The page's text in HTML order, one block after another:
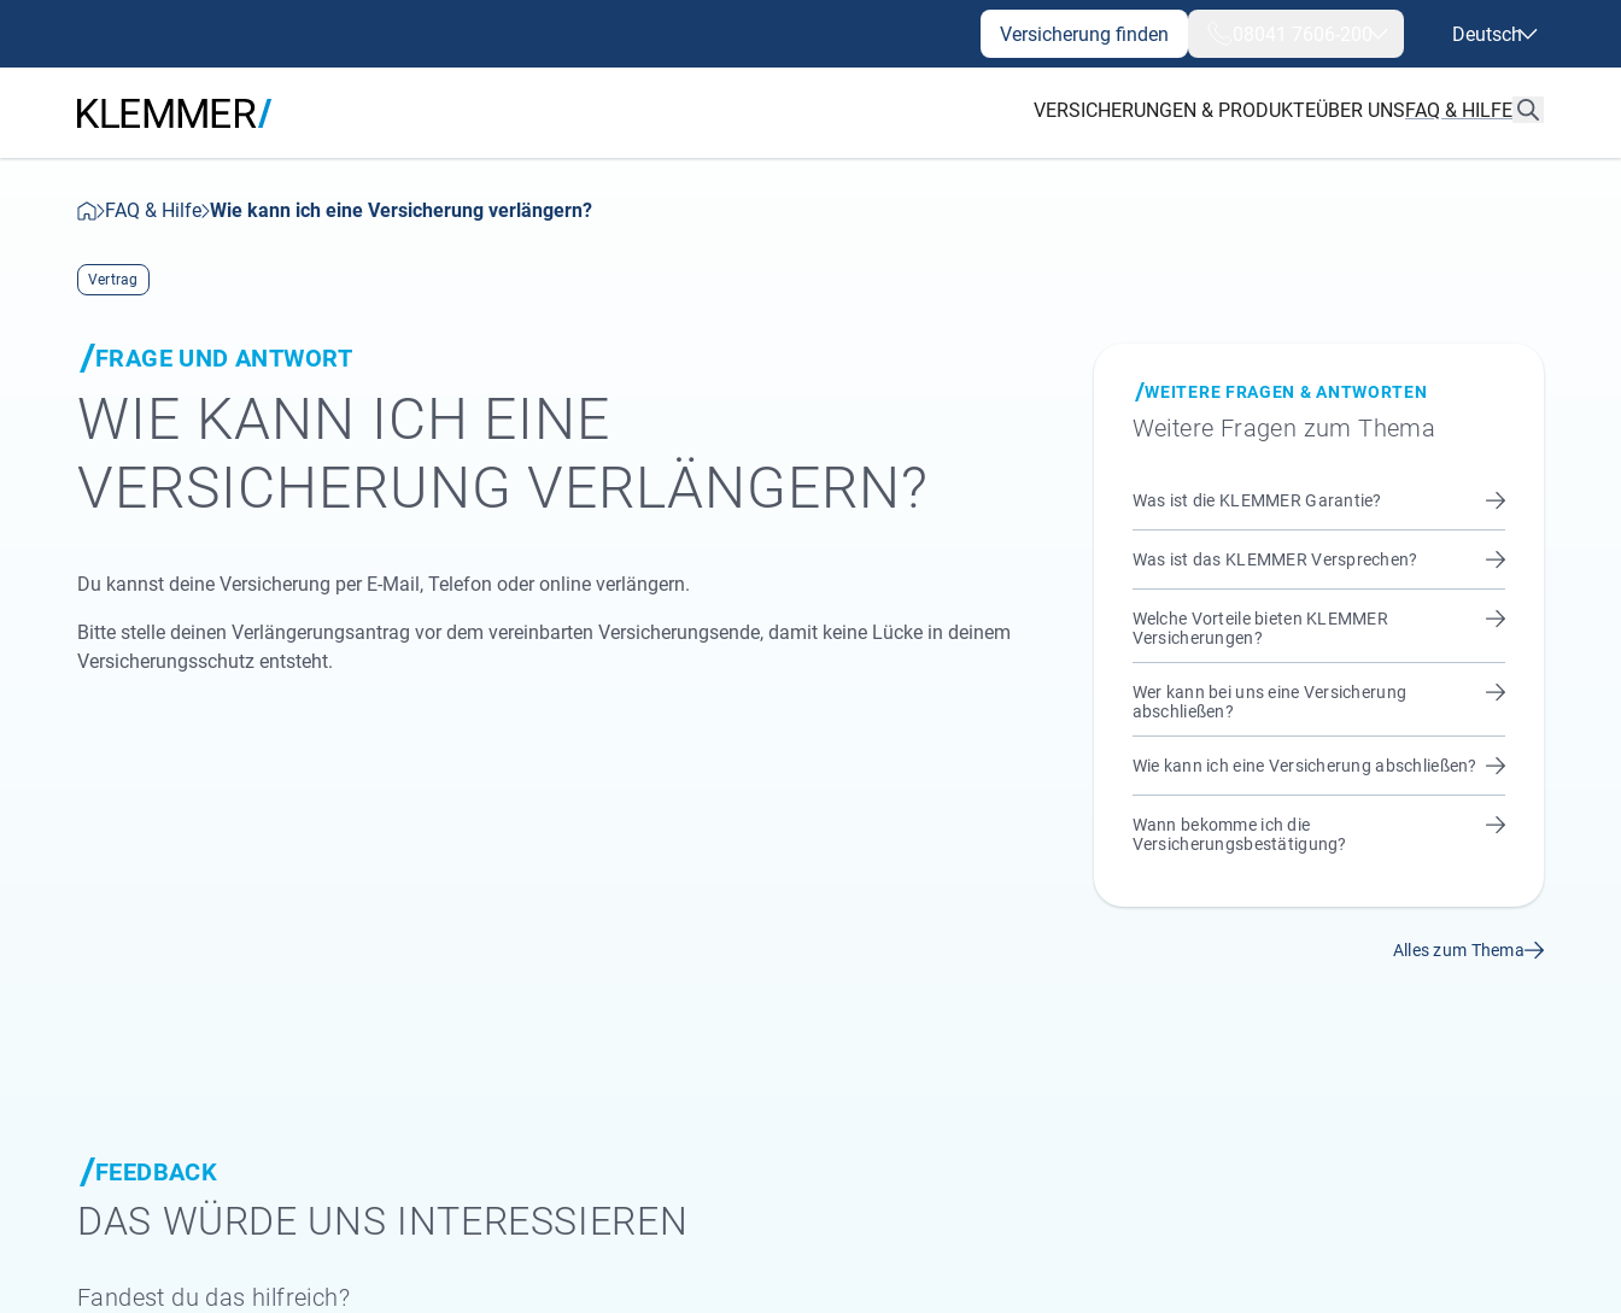
Versicherung finden Deutsch
VERSICHERUNGEN & PRODUKTEÜBER UNSFAQ & HILFE
FAQ & Hilfe Wie kann ich eine Versicherung verlängern?
Vertrag
FRAGE UND ANTWORT
WIE KANN ICH EINE
VERSICHERUNG VERLÄNGERN?
Du kannst deine Versicherung per E-Mail, Telefon oder online verlängern.
Bitte stelle deinen Verlängerungsantrag vor dem vereinbarten Versicherungsende, damit keine Lücke in deinem
Versicherungsschutz entsteht.
WEITERE FRAGEN & ANTWORTEN
Weitere Fragen zum Thema
Was ist die KLEMMER Garantie?
Was ist das KLEMMER Versprechen?
Welche Vorteile bieten KLEMMER
Versicherungen?
Wer kann bei uns eine Versicherung
abschließen?
Wie kann ich eine Versicherung abschließen?
Wann bekomme ich die
Versicherungsbestätigung?
Alles zum Thema
FEEDBACK
DAS WÜRDE UNS INTERESSIEREN
Fandest du das hilfreich?